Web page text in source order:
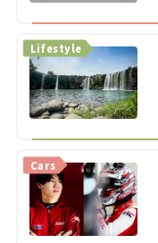
Lifestyle
Cars